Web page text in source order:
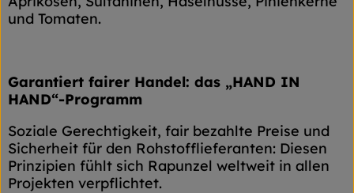
und Tomaten.
Garantiert fairer Handel: das „HAND IN
HAND“-Programm
Soziale Gerechtigkeit, fair bezahlte Preise und
Sicherheit für den Rohstofflieferanten: Diesen
Prinzipien fühlt sich Rapunzel weltweit in allen
Projekten verpflichtet.